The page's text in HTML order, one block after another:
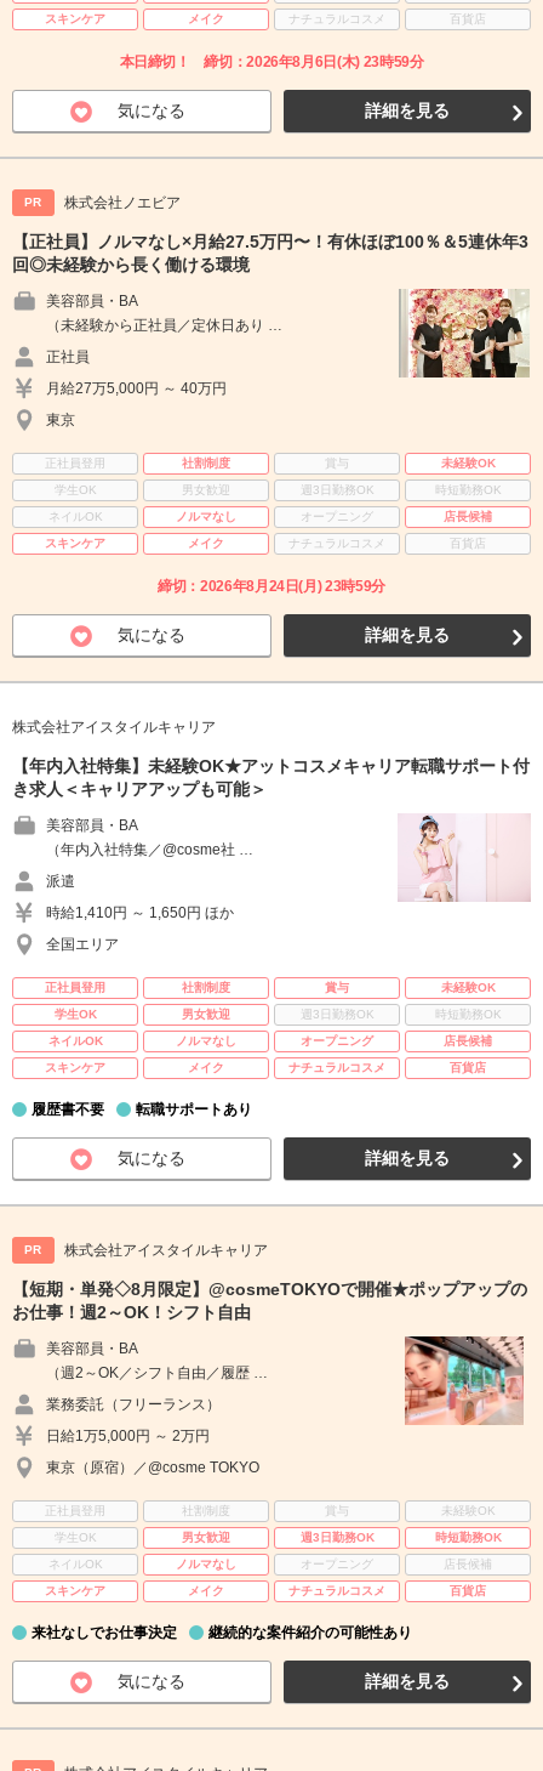
スキンケア
メイク ナチュラルコスメ 百貨店
本日締切！ 締切：2026年8月6日(木) 23時59分
気になる 詳細を見る
PR 株式会社ノエビア
【正社員】ノルマなし×月給27.5万円〜！有休ほぼ100％＆5連休年3
回◎未経験から長く働ける環境
美容部員・BA
（未経験から正社員／定休日あり …
正社員
月給27万5,000円 ～ 40万円
東京
正社員登用 社割制度 賞与
未経験OK
学生OK
男女歓迎 週3日勤務OK
時短勤務OK
ネイルOK
ノルマなし オープニング
店長候補
スキンケア
メイク ナチュラルコスメ 百貨店
締切：2026年8月24日(月) 23時59分
気になる 詳細を見る
株式会社アイスタイルキャリア
【年内入社特集】未経験OK★アットコスメキャリア転職サポート付
き求人＜キャリアアップも可能＞
美容部員・BA
（年内入社特集／@cosme社 …
派遣
時給1,410円 ～ 1,650円 ほか
全国エリア
正社員登用 社割制度 賞与
未経験OK
学生OK
男女歓迎 週3日勤務OK
時短勤務OK
ネイルOK
ノルマなし オープニング
店長候補
スキンケア
メイク ナチュラルコスメ 百貨店
履歴書不要 転職サポートあり
気になる 詳細を見る
PR 株式会社アイスタイルキャリア
【短期・単発◇8月限定】@cosmeTOKYOで開催★ポップアップの
お仕事！週2～OK！シフト自由
美容部員・BA
（週2～OK／シフト自由／履歴 …
業務委託（フリーランス）
日給1万5,000円 ～ 2万円
東京（原宿）／@cosme TOKYO
正社員登用 社割制度 賞与
未経験OK
学生OK
男女歓迎 週3日勤務OK
時短勤務OK
ネイルOK
ノルマなし オープニング
店長候補
スキンケア
メイク ナチュラルコスメ 百貨店
来社なしでお仕事決定 継続的な案件紹介の可能性あり
気になる 詳細を見る